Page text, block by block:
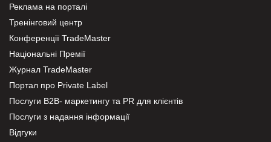
Реклама на порталі
Тренінговий центр
Конференції TradeMaster
Національні Премії
Журнал TradeMaster
Портал про Private Label
Послуги В2В- маркетингу та PR для клієнтів
Послуги з надання інформації
Відгуки